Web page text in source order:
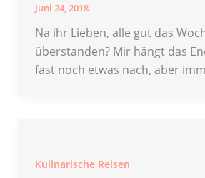
Juni 24, 2018
Na ihr Lieben, alle gut das
überstanden? Mir hängt das
fast noch etwas nach, aber
Kulinarische Reisen